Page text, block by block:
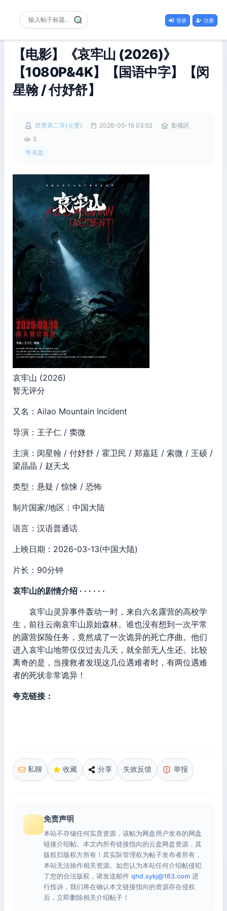
登录 注册
【电影】《哀牢山 (2026)》
【1080P&4K】【国语中字】【闵
星翰 / 付妤舒】
世界第二等(元婴) 2026-05-15 03:52
影视区
5
夸克盘
哀牢山 (2026)
暂无评分
又名：Ailao Mountain Incident
导演：王子仁 / 窦微
主演：闵星翰 / 付妤舒 / 霍卫民 / 郑嘉廷 / 索微 / 王硕 /
梁晶晶 / 赵天戈
类型：悬疑 / 惊悚 / 恐怖
制片国家/地区：中国大陆
语言：汉语普通话
上映日期：2026-03-13(中国大陆)
片长：90分钟
哀牢山的剧情介绍 · · · · · ·
哀牢山灵异事件轰动一时，来自六名露营的高校学
生，前往云南哀牢山原始森林。谁也没有想到一次平常
的露营探险任务，竟然成了一次诡异的死亡序曲。他们
进入哀牢山地带仅仅过去几天，就全部无人生还。比较
离奇的是，当搜救者发现这几位遇难者时，有两位遇难
者的死状非常诡异！
夸克链接：
私聊 收藏 分享 失效反馈 举报
免责声明
本站不存储任何实质资源，该帖为网盘用户发布的网盘
链接介绍帖。本文内所有链接指向的云盘网盘资源，其
版权归版权方所有！其实际管理权为帖子发布者所有，
本站无法操作相关资源。如您认为本站任何介绍帖侵犯
了您的合法版权，请发送邮件 qhd.sykj@163.com 进
行投诉，我们将在确认本文链接指向的资源存在侵权
后，立即删除相关介绍帖子！